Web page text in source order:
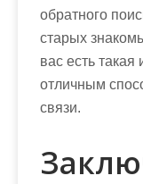
обратного
старых
вас есть
отличным
связи.